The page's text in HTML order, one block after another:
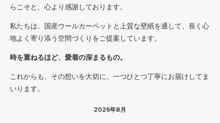
らこそと、心より感謝しております。
私たちは、国産ウールカーペットと上質な壁紙を通して、長く心
地よく寄り添う空間づくりをご提案しています。
時を重ねるほど、愛着の深まるもの。
これからも、その想いを大切に、一つひとつ丁寧にお届けしてま
いります。
2026年8月